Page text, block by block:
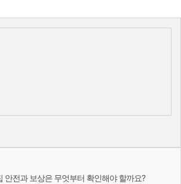
안전과 보상은 무엇부터 확인해야 할까요?